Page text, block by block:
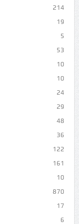
214
19
5
53
10
10
24
29
48
36
122
161
10
870
17
6